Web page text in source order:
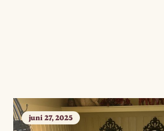
juni 27, 2025